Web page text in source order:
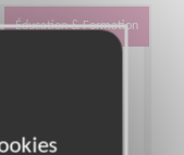
Éducation & Formation